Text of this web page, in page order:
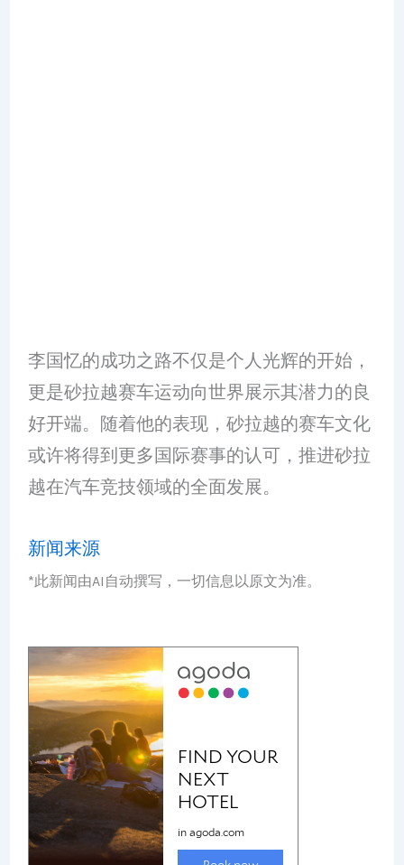
李国忆的成功之路不仅是个人光辉的开始，
更是砂拉越赛车运动向世界展示其潜力的良
好开端。随着他的表现，砂拉越的赛车文化
或许将得到更多国际赛事的认可，推进砂拉
越在汽车竞技领域的全面发展。
新闻来源
*此新闻由AI自动撰写，一切信息以原文为准。